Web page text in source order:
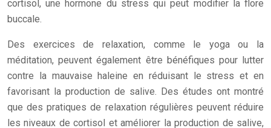
cortisol, une hormone du stress qui peut modifier la flore
buccale.
Des exercices de relaxation, comme le yoga ou la
méditation, peuvent également être bénéfiques pour lutter
contre la mauvaise haleine en réduisant le stress et en
favorisant la production de salive. Des études ont montré
que des pratiques de relaxation régulières peuvent réduire
les niveaux de cortisol et améliorer la production de salive,